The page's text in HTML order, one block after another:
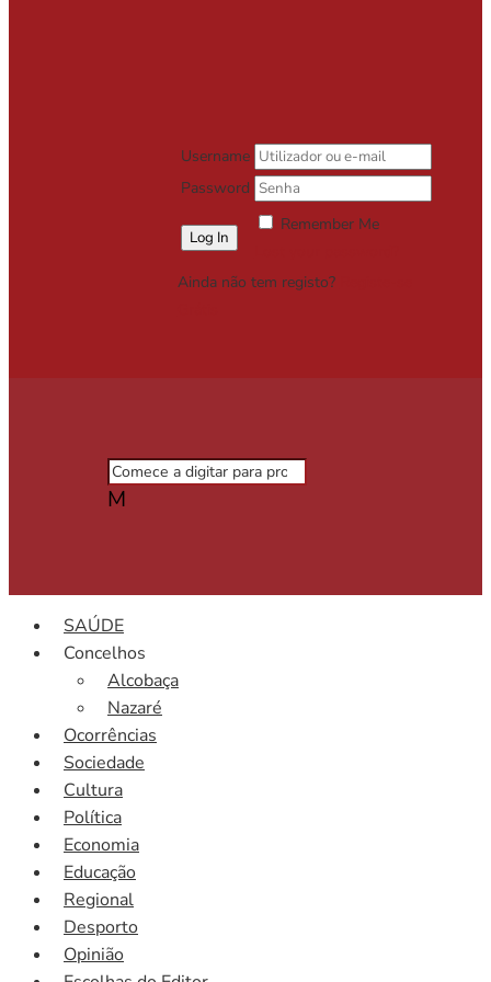
Username
Password
Remember Me
Ainda não tem registo?
M
SAÚDE
Concelhos
Alcobaça
Nazaré
Ocorrências
Sociedade
Cultura
Política
Economia
Educação
Regional
Desporto
Opinião